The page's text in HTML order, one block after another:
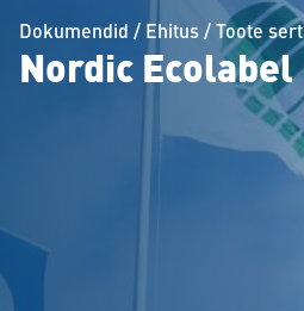
Dokumendid / Ehitus/Toote
Nordic Ecolabel